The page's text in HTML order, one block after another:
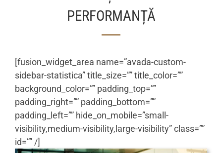
PERFORMANȚĂ
[fusion_widget_area name=”avada-custom-
sidebar-statistica” title_size=”” title_color=””
background_color=”” padding_top=””
padding_right=”” padding_bottom=””
padding_left=”” hide_on_mobile=”small-
visibility,medium-visibility,large-visibility” class=””
id=”” /]